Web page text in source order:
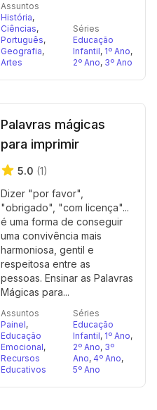
Assuntos
História,
Ciências,
Português,
Geografia,
Artes
Séries
Educação
Infantil, 1º Ano,
2º Ano, 3º Ano
Palavras mágicas
para imprimir
5.0 (1)
Dizer "por favor",
"obrigado", "com licença"...
é uma forma de conseguir
uma convivência mais
harmoniosa, gentil e
respeitosa entre as
pessoas. Ensinar as Palavras
Mágicas para...
Assuntos
Painel,
Educação
Emocional,
Recursos
Educativos
Séries
Educação
Infantil, 1º Ano,
2º Ano, 3º
Ano, 4º Ano,
5º Ano